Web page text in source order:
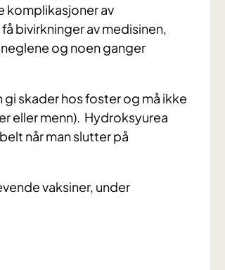
komplikasjoner av
bivirkninger av medisinen,
og noen ganger
skader hos foster og må ikke
eller menn). Hydroksyurea
når man slutter på
vaksiner, under